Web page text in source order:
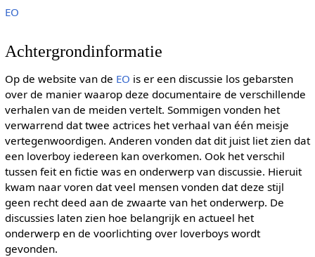
EO
Achtergrondinformatie
Op de website van de EO is er een discussie los gebarsten
over de manier waarop deze documentaire de verschillende
verhalen van de meiden vertelt. Sommigen vonden het
verwarrend dat twee actrices het verhaal van één meisje
vertegenwoordigen. Anderen vonden dat dit juist liet zien dat
een loverboy iedereen kan overkomen. Ook het verschil
tussen feit en fictie was en onderwerp van discussie. Hieruit
kwam naar voren dat veel mensen vonden dat deze stijl
geen recht deed aan de zwaarte van het onderwerp. De
discussies laten zien hoe belangrijk en actueel het
onderwerp en de voorlichting over loverboys wordt
gevonden.